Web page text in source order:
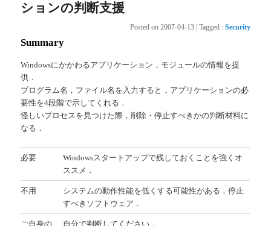
ションの判断支援
Posted on 2007-04-13 | Tagged : Security
Summary
Windowsにかかわるアプリケーション，モジュールの情報を提
供．
プログラム名，ファイル名を入力すると，アプリケーションの必
要性を4段階で示してくれる．
怪しいプロセスを見つけた際，削除・停止すべきかの判断材料に
なる．
必要
Windowsスタートアップで残しておくことを強くオ
ススメ．
不用
システムの動作性能を低くする可能性がある．停止
すべきソフトウェア．
ご自身の
自分で判断してください．